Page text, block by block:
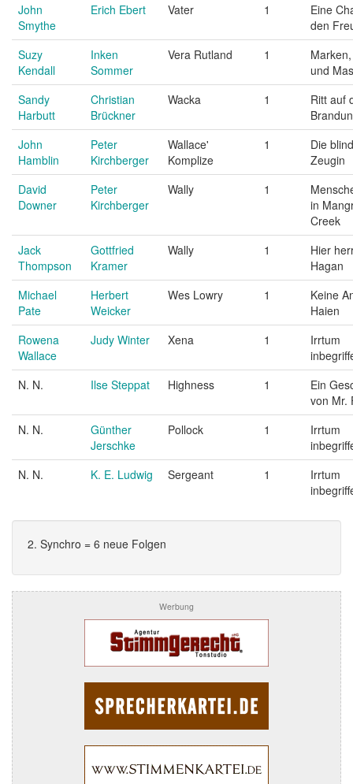
John
Smythe
Erich Ebert Vater 1
Eine
den
Suzy
Kendall
Inken
Sommer
Vera Rutland 1
und
Sandy
Harbutt
Christian
Brückner
Wacka 1
Ritt auf
John
Hamblin
Peter
Kirchberger
Wallace'
Komplize
1
Die
Zeugin
David
Downer
Peter
Kirchberger
Wally 1
in
Creek
Jack
Thompson
Gottfried
Kramer
Wally 1
Hier
Hagan
Michael
Pate
Herbert
Weicker
Wes Lowry 1
Keine
Haien
Rowena
Wallace
Judy Winter Xena 1
Irrtum
N. N.
Ilse Steppat Highness 1
Ein
von Mr.
N. N.
Günther
Jerschke
Pollock 1
Irrtum
N. N.
K. E. Ludwig Sergeant 1
Irrtum
2. Synchro = 6 neue Folgen
Werbung